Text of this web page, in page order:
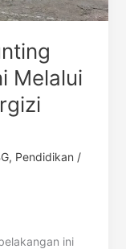
Melalui
, Pendidikan /
ini